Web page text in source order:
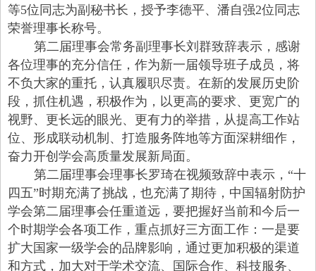
等5位同志为副秘书长，授予李德平、潘自强2位同志
荣誉理事长称号。
第二届理事会常务副理事长刘群致辞表示，感谢
各位理事的充分信任，作为新一届领导班子成员，将
不负大家的重托，认真履职尽责。在新的发展历史阶
段，抓住机遇，积极作为，以更高的要求、更宽广的
视野、更长远的眼光、更有力的举措，从提高工作站
位、形成联动机制、打造服务阵地等方面深耕细作，
奋力开创学会高质量发展新局面。
第二届理事会理事长罗琦在视频致辞中表示，“十
四五”时期充满了挑战，也充满了期待，中国辐射防护
学会第二届理事会任重道远，要把握好当前和今后一
个时期学会各项工作，重点抓好三方面工作：一是要
扩大国家一级学会的品牌影响，通过更加积极的渠道
和方式，加大对于学术交流、国际合作、科技服务、